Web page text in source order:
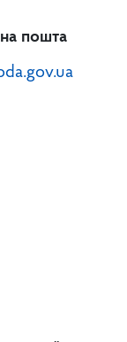
пошта